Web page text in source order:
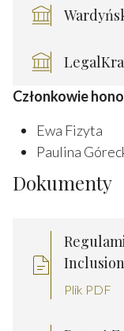
Członkowie
Ewa Fizyta
Paulina
Dokumenty
Plik PDF